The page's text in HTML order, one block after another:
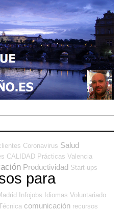
Coronavirus Salud
CALIDAD Prácticas Valencia
Productividad Start-ups
para
Infojobs Idiomas Voluntariado
comunicación recursos